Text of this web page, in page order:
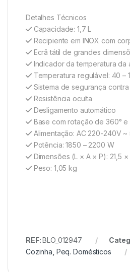
Detalhes Técnicos
Capacidade: 1,7 L
Recipiente em INOX com
Ecrã tátil de grandes
Indicador da temperatura da
Temperatura regulável: 40 –
Sistema de segurança
Resistência oculta
Desligamento automático
Base com rotação de 360°
Alimentação: AC 220-240V ~
Potência: 1850 – 2200 W
Dimensões (L × A × P): 21,5 ×
Peso: 1,05 kg
REF:BLO_012947
Cozinha Peq. Domésticos